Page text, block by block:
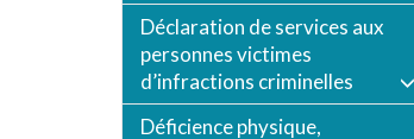
Déclaration de services aux
personnes victimes
d’infractions criminelles
Déficience physique,